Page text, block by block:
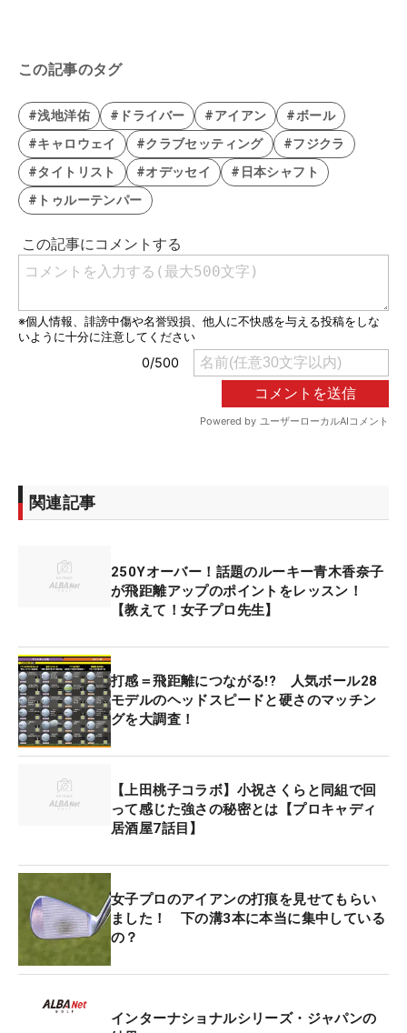
この記事のタグ
#浅地洋佑 #ドライバー #アイアン
#ボール
#キャロウェイ
#クラブセッティング
#フジクラ
#タイトリスト
#オデッセイ
#日本シャフト
#トゥルーテンパー
関連記事
250Yオーバー！話題のルーキー青木香奈子
が飛距離アップのポイントをレッスン！
【教えて！女子プロ先生】
打感＝飛距離につながる!? 人気ボール28
モデルのヘッドスピードと硬さのマッチン
グを大調査！
【上田桃子コラボ】小祝さくらと同組で回
って感じた強さの秘密とは【プロキャディ
居酒屋7話目】
女子プロのアイアンの打痕を見せてもらい
ました！ 下の溝3本に本当に集中している
の？
インターナショナルシリーズ・ジャパンの